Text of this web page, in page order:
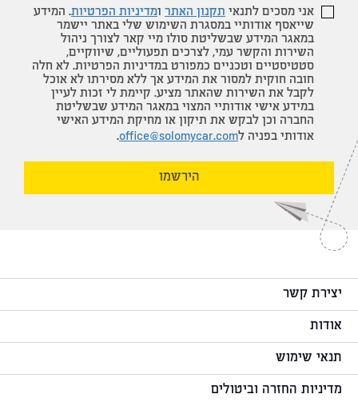
אני מסכים לתנאי תקנון האתר ומדיניות הפרטיות. המידע
שייאסף אודותיי במסגרת השימוש שלי באתר יישמר
במאגר המידע שבשליטת סולו מיי קאר לצורך ניהול
השירות והקשר עמי, לצרכים תפעוליים, שיווקיים,
סטטיסטיים וטכניים כמפורט במדיניות הפרטיות. לא חלה
חובה חוקית למסור את המידע אך ללא מסירתו לא אוכל
לקבל את השירות שהאתר מציע. קיימת לי זכות לעיין
במידע אישי אודותיי המצוי במאגר המידע שבשליטת
החברה וכן לבקש את תיקון או מחיקת המידע האישי
אודותי בפניה לoffice@solomycar.com
.
הירשמו
יצירת קשר
אודות
תנאי שימוש
מדיניות החזרה וביטולים